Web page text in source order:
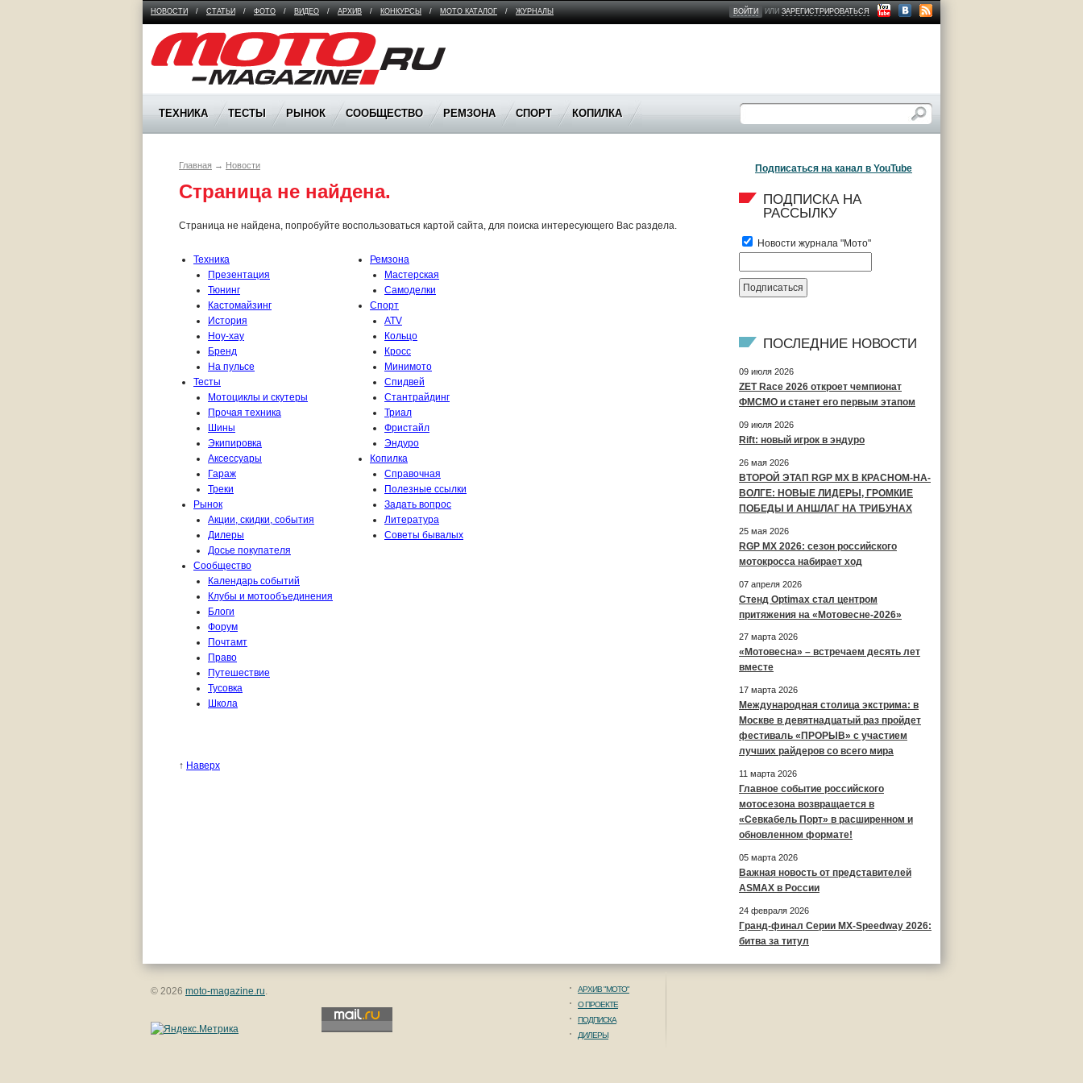
НОВОСТИ / СТАТЬИ / ФОТО / ВИДЕО / АРХИВ / КОНКУРСЫ / МОТО КАТАЛОГ / ЖУРНАЛЫ ВОЙТИ ИЛИЗАРЕГИСТРИРОВАТЬСЯ
Moto Magazine
ТЕХНИКА ТЕСТЫ РЫНОК СООБЩЕСТВО РЕМЗОНА СПОРТ КОПИЛКА
Главная → Новости
Страница не найдена.
Страница не найдена, попробуйте воспользоваться картой сайта, для поиска интересующего Вас раздела.
Техника
Презентация
Тюнинг
Кастомайзинг
История
Ноу-хау
Бренд
На пульсе
Тесты
Мотоциклы и скутеры
Прочая техника
Шины
Экипировка
Аксессуары
Гараж
Треки
Рынок
Акции, скидки, события
Дилеры
Досье покупателя
Сообщество
Календарь событий
Клубы и мотообъединения
Блоги
Форум
Почтамт
Право
Путешествие
Тусовка
Школа
Ремзона
Мастерская
Самоделки
Спорт
ATV
Кольцо
Кросс
Минимото
Спидвей
Стантрайдинг
Триал
Фристайл
Эндуро
Копилка
Справочная
Полезные ссылки
Задать вопрос
Литература
Советы бывалых
↑ Наверх
Подписаться на канал в YouTube
ПОДПИСКА НА
РАССЫЛКУ
Новости журнала "Мото"
ПОСЛЕДНИЕ НОВОСТИ
09 июля 2026
ZET Race 2026 откроет чемпионат
ФМСМО и станет его первым этапом
09 июля 2026
Rift: новый игрок в эндуро
26 мая 2026
ВТОРОЙ ЭТАП RGP MX В КРАСНОМ-НА-
ВОЛГЕ: НОВЫЕ ЛИДЕРЫ, ГРОМКИЕ
ПОБЕДЫ И АНШЛАГ НА ТРИБУНАХ
25 мая 2026
RGP MX 2026: сезон российского
мотокросса набирает ход
07 апреля 2026
Стенд Optimax стал центром
притяжения на «Мотовесне-2026»
27 марта 2026
«Мотовесна» – встречаем десять лет
вместе
17 марта 2026
Международная столица экстрима: в
Москве в девятнадцатый раз пройдет
фестиваль «ПРОРЫВ» с участием
лучших райдеров со всего мира
11 марта 2026
Главное событие российского
мотосезона возвращается в
«Севкабель Порт» в расширенном и
обновленном формате!
05 марта 2026
Важная новость от представителей
ASMAX в России
24 февраля 2026
Гранд-финал Серии MX-Speedway 2026:
битва за титул
© 2026 moto-magazine.ru.
АРХИВ "МОТО"
О ПРОЕКТЕ
ПОДПИСКА
ДИЛЕРЫ